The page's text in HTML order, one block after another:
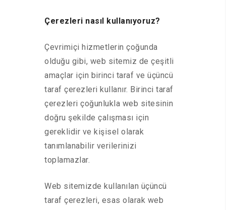
Çerezleri nasıl kullanıyoruz?
Çevrimiçi hizmetlerin çoğunda
olduğu gibi, web sitemiz de çeşitli
amaçlar için birinci taraf ve üçüncü
taraf çerezleri kullanır. Birinci taraf
çerezleri çoğunlukla web sitesinin
doğru şekilde çalışması için
gereklidir ve kişisel olarak
tanımlanabilir verilerinizi
toplamazlar.
Web sitemizde kullanılan üçüncü
taraf çerezleri, esas olarak web